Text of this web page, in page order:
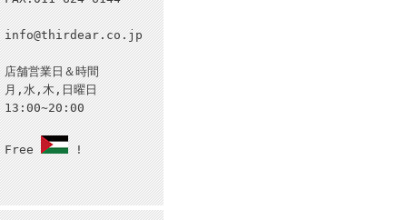
info@thirdear.co.jp
店舗営業日＆時間
月,水,木,日曜日
13:00~20:00
Free !